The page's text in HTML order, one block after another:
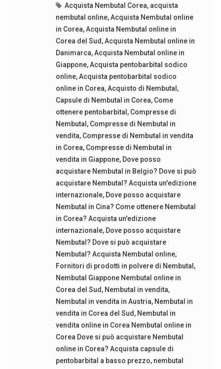
Acquista Nembutal Corea, acquista
nembutal online,Acquista Nembutal online
in Corea,Acquista Nembutal online in
Corea del Sud ,Acquista Nembutal online in
Danimarca,Acquista Nembutal online in
Giappone,Acquista pentobarbital sodico
online,Acquista pentobarbital sodico
online in Corea,Acquisto di Nembutal ,
Capsule di Nembutal in Corea, Come
ottenere pentobarbital , Compresse di
Nembutal , Compresse di Nembutal in
vendita, Compresse di Nembutal in vendita
in Corea, Compresse di Nembutal in
vendita in Giappone, Dove posso
acquistare Nembutal in Belgio? Dove si può
acquistare Nembutal? Acquista un'edizione
internazionale, Dove posso acquistare
Nembutal in Cina? Come ottenere Nembutal
in Corea? Acquista un'edizione
internazionale, Dove posso acquistare
Nembutal? Dove si può acquistare
Nembutal? Acquista Nembutal online,
Fornitori di prodotti in polvere di Nembutal ,
Nembutal Giappone Nembutal online in
Corea del Sud , Nembutal in vendita,
Nembutal in vendita in Austria, Nembutal in
vendita in Corea del Sud , Nembutal in
vendita online in Corea Nembutal online in
Corea Dove si può acquistare Nembutal
online in Corea? Acquista capsule di
pentobarbital a basso prezzo, nembutal